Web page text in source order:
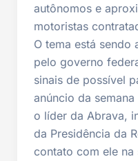
autônomos e
motoristas
O tema está sendo
pelo governo
sinais de possível
anúncio da
o líder da Abrava,
da Presidência da
contato com ele na